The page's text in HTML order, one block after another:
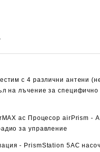
с 4 различни антени
на лъчение за
ac Процесор airPrism -
за управление
- PrismStation 5AC